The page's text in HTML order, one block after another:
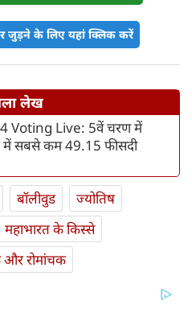
जुड़ने के लिए यहां क्लिक करें
लेख
Voting Live: 5वें चरण में
में सबसे कम 49.15 फीसदी
बॉलीवुड
ज्योतिष
महाभारत के किस्से
और रोमांचक